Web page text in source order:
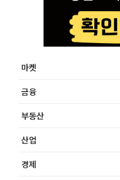
마켓
금융
부동산
산업
경제